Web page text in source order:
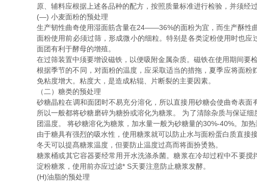
原、辅料应根据上述各品种的配方，按照质量标准进行检验，并须经
(―) 小麦面粉的预处理
生产韧性曲奇使用湿面筋含量在24——36%的面粉为宜，而生产酥性
面粉使用前必须过筛，形成微小的细粒。特别是各类淀粉使用时也
面团有利于酵母的增殖。
在过筛装置中须要增设磁铁，以便吸附金属杂质。磁铁在使用期间要
根据季节的不同，对面粉的温度，应采取适当的措拖，夏季应将面
免粘度增大。粘度大，是造成粘辊、片断裂的主要因素。
（二）糖类的预处理
砂糖晶粒在调和面团时不易充分溶化，所以直接用砂糖会使曲奇表
所以一般都将砂糖磨碎为糖扮或溶化为糖浆。 为了清除杂质与保证
团温度。 将砂糖溶化为糖浆，加水量一般为砂糖量的30%-40%。加
由于糖具有强烈的吸水性，使用糖浆就可以防止水与面粉蛋白质直接
冬天可以提髙糖浆温度，但要防止温度过髙而将面扮烫熟。
糖浆桶或其它容器要经常用开水洗涤杀菌。糖浆在冷却过程中不要
淀粉糖浆，使用前亦应过滤* S天要注意防止糖浆发酵。
(H)油脂的预处理